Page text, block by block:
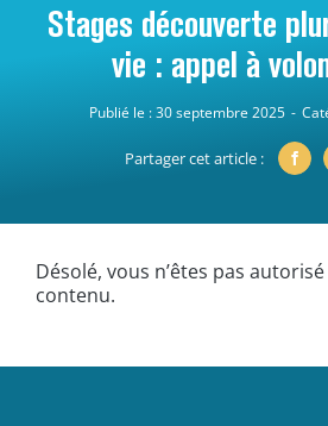
Stages découverte
vie : appel à
Publié le : 30 septembre 2025 -
Partager cet article :
Désolé, vous n’êtes pas
contenu.